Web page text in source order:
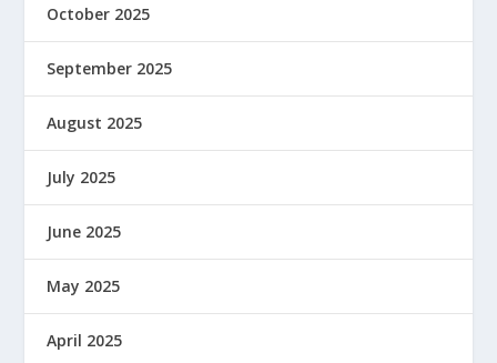
October 2025
September 2025
August 2025
July 2025
June 2025
May 2025
April 2025